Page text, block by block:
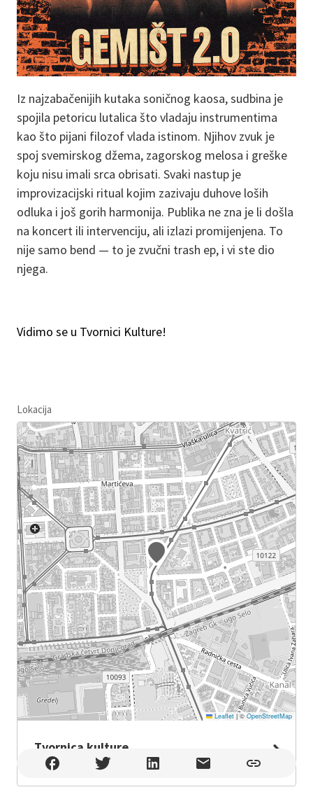
Iz najzabačenijih kutaka soničnog kaosa, sudbina je
spojila petoricu lutalica što vladaju instrumentima
kao što pijani filozof vlada istinom. Njihov zvuk je
spoj svemirskog džema, zagorskog melosa i greške
koju nisu imali srca obrisati. Svaki nastup je
improvizacijski ritual kojim zazivaju duhove loših
odluka i još gorih harmonija. Publika ne zna je li došla
na koncert ili intervenciju, ali izlazi promijenjena. To
nije samo bend — to je zvučni trash ep, i vi ste dio
njega.
Vidimo se u Tvornici Kulture!
Lokacija
Leaflet |© OpenStreetMap
Tvornica kulture
Tvornica kulture , Zagreb